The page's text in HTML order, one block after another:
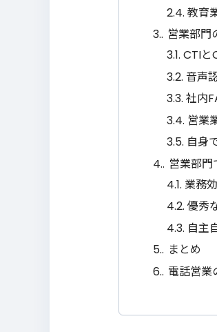
2.4. 教育
3. 営業部門
3.1. CTIと
3.2. 音声
3.3. 社内
3.4. 営業
3.5. 自身
4. 営業部門
4.1. 業務
4.2. 優秀
4.3. 自主
5. まとめ
6. 電話営業